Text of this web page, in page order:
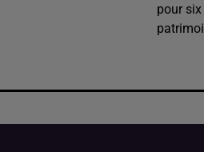
pour